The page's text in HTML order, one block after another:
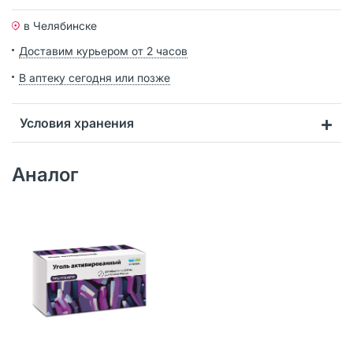
в Челябинске
Доставим курьером от 2 часов
В аптеку сегодня или позже
Условия хранения
Аналог